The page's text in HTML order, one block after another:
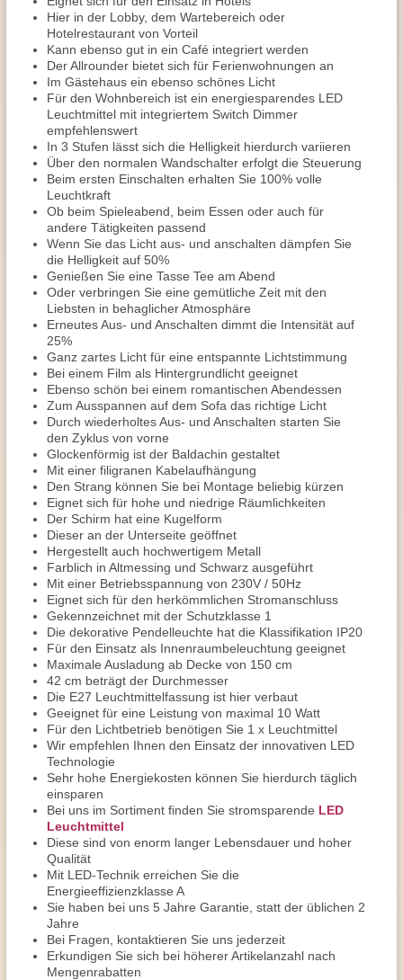
Hier in der Lobby, dem Wartebereich oder
Hotelrestaurant von Vorteil
Kann ebenso gut in ein Café integriert werden
Der Allrounder bietet sich für Ferienwohnungen an
Im Gästehaus ein ebenso schönes Licht
Für den Wohnbereich ist ein energiesparendes LED
Leuchtmittel mit integriertem Switch Dimmer
empfehlenswert
In 3 Stufen lässt sich die Helligkeit hierdurch variieren
Über den normalen Wandschalter erfolgt die Steuerung
Beim ersten Einschalten erhalten Sie 100% volle
Leuchtkraft
Ob beim Spieleabend, beim Essen oder auch für
andere Tätigkeiten passend
Wenn Sie das Licht aus- und anschalten dämpfen Sie
die Helligkeit auf 50%
Genießen Sie eine Tasse Tee am Abend
Oder verbringen Sie eine gemütliche Zeit mit den
Liebsten in behaglicher Atmosphäre
Erneutes Aus- und Anschalten dimmt die Intensität auf
25%
Ganz zartes Licht für eine entspannte Lichtstimmung
Bei einem Film als Hintergrundlicht geeignet
Ebenso schön bei einem romantischen Abendessen
Zum Ausspannen auf dem Sofa das richtige Licht
Durch wiederholtes Aus- und Anschalten starten Sie
den Zyklus von vorne
Glockenförmig ist der Baldachin gestaltet
Mit einer filigranen Kabelaufhängung
Den Strang können Sie bei Montage beliebig kürzen
Eignet sich für hohe und niedrige Räumlichkeiten
Der Schirm hat eine Kugelform
Dieser an der Unterseite geöffnet
Hergestellt auch hochwertigem Metall
Farblich in Altmessing und Schwarz ausgeführt
Mit einer Betriebsspannung von 230V / 50Hz
Eignet sich für den herkömmlichen Stromanschluss
Gekennzeichnet mit der Schutzklasse 1
Die dekorative Pendelleuchte hat die Klassifikation IP20
Für den Einsatz als Innenraumbeleuchtung geeignet
Maximale Ausladung ab Decke von 150 cm
42 cm beträgt der Durchmesser
Die E27 Leuchtmittelfassung ist hier verbaut
Geeignet für eine Leistung von maximal 10 Watt
Für den Lichtbetrieb benötigen Sie 1 x Leuchtmittel
Wir empfehlen Ihnen den Einsatz der innovativen LED
Technologie
Sehr hohe Energiekosten können Sie hierdurch täglich
einsparen
Bei uns im Sortiment finden Sie stromsparende LED
Leuchtmittel
Diese sind von enorm langer Lebensdauer und hoher
Qualität
Mit LED-Technik erreichen Sie die
Energieeffizienzklasse A
Sie haben bei uns 5 Jahre Garantie, statt der üblichen 2
Jahre
Bei Fragen, kontaktieren Sie uns jederzeit
Erkundigen Sie sich bei höherer Artikelanzahl nach
Mengenrabatten